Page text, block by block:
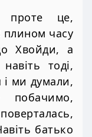
проте це,
плином часу
Хвойди, а
тоді,
і ми думали,
батько